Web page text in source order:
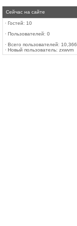
Сейчас на сайте
· Гостей: 10
· Пользователей: 0
· Всего пользователей: 10,366
· Новый пользователь: zxwvm